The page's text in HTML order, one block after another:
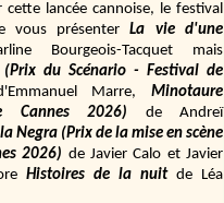
lancée cannoise, le festival
vous présenter
La vie d'une
Bourgeois-Tacquet
mais
du Scénario - Festival de
Marre,
Minotaure
Cannes 2026)
de Andreï
Negra (Prix de la mise en scène
2026) de Javier Calo et Javier
Histoires de la nuit de Léa